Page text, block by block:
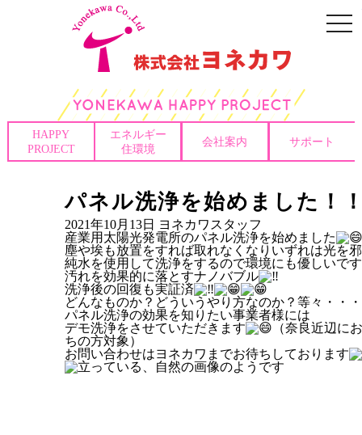
HAPPY
PROJECT
エネルギー
住環境
会社案内 サポート
パネル洗浄を始めました！
2021年10月13日 ヨネカワスタッフ
産業用太陽光発電所のパネル洗浄を始めました
塵や埃も放置をすれば取れなくなりいずれは光を
純水を使用して洗浄をするので環境にも優しいです
汚れを効果的に落とすナノバブル
洗浄後の回復も実証済
どんなものか？どういうやり方なのか？等々・・・
パネル洗浄の効果を知りたい事業者様には
デモ洗浄をさせていただきます
（奈良近辺に
ちの方対象）
お問い合わせはヨネカワまでお待ちしております